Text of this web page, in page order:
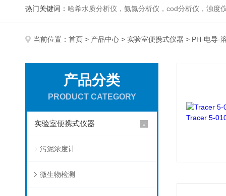
热门关键词： 哈希水质分析仪，氨氮分析仪，cod分析仪，浊度
当前位置： 首页 > 产品中心 > 实验室便携式仪器 > PH-电导-
产品分类
PRODUCT CATEGORY
实验室便携式仪器
污泥浓度计
微生物检测